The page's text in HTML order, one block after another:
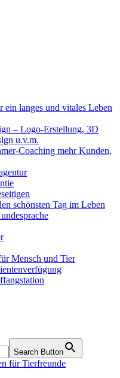
langes und vitales Leben
– Logo-Erstellung, 3D
u.v.m.
Coaching mehr Kunden,
schönsten Tag im Leben
Mensch und Tier
Search Button
für Tierfreunde